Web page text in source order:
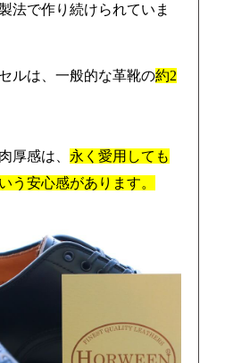
法で作り続けられていま
ルは、一般的な革靴の約2
厚感は、 永く愛用しても
う安心感があります。